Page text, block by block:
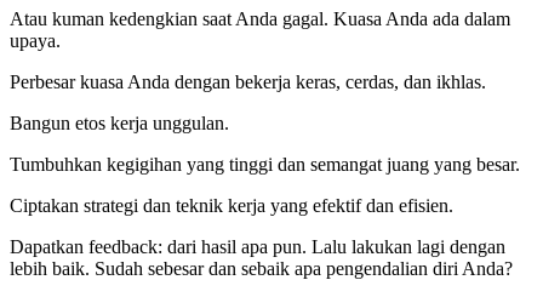
Atau kuman kedengkian saat Anda gagal. Kuasa Anda ada dalam
upaya.
Perbesar kuasa Anda dengan bekerja keras, cerdas, dan ikhlas.
Bangun etos kerja unggulan.
Tumbuhkan kegigihan yang tinggi dan semangat juang yang besar.
Ciptakan strategi dan teknik kerja yang efektif dan efisien.
Dapatkan feedback: dari hasil apa pun. Lalu lakukan lagi dengan
lebih baik. Sudah sebesar dan sebaik apa pengendalian diri Anda?